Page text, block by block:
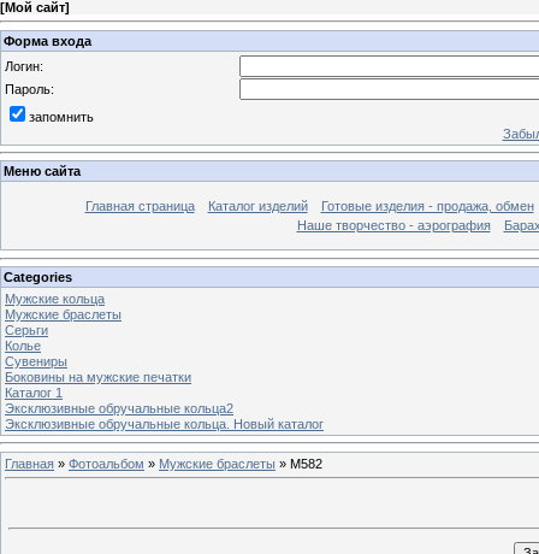
[Мой сайт]
Форма входа
Логин:
Пароль:
запомнить
Меню сайта
Главная страница Каталог изделий
Готовые изделия - продажа, обмен
Наше творчество - аэрография
Categories
Мужские кольца
Мужские браслеты
Серьги
Колье
Сувениры
Боковины на мужские печатки
Каталог 1
Эксклюзивные обручальные кольца2
Эксклюзивные обручальные кольца. Новый каталог
Главная » Фотоальбом » Мужские браслеты » M582